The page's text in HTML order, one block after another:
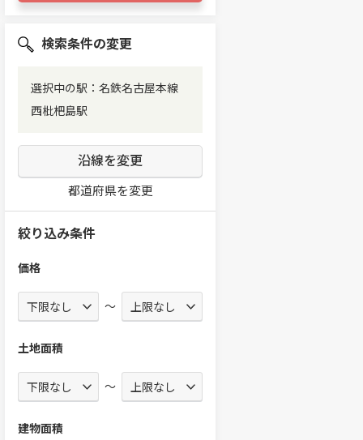
検索条件の変更
選択中の駅：名鉄名古屋本線
西枇杷島駅
沿線を変更
都道府県を変更
絞り込み条件
価格
～
土地面積
～
建物面積